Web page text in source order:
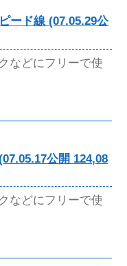
ード線 (07.05.29公
などにフリーで使
公開 124,08
などにフリーで使